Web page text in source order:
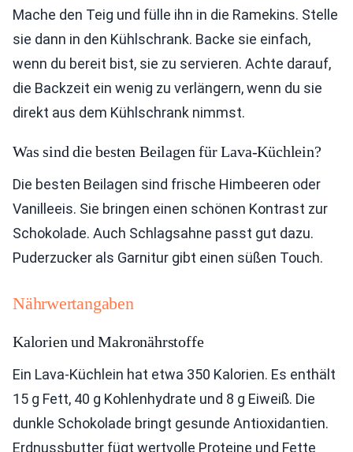
Mache den Teig und fülle ihn in die Ramekins. Stelle
sie dann in den Kühlschrank. Backe sie einfach,
wenn du bereit bist, sie zu servieren. Achte darauf,
die Backzeit ein wenig zu verlängern, wenn du sie
direkt aus dem Kühlschrank nimmst.
Was sind die besten Beilagen für Lava-Küchlein?
Die besten Beilagen sind frische Himbeeren oder
Vanilleeis. Sie bringen einen schönen Kontrast zur
Schokolade. Auch Schlagsahne passt gut dazu.
Puderzucker als Garnitur gibt einen süßen Touch.
Nährwertangaben
Kalorien und Makronährstoffe
Ein Lava-Küchlein hat etwa 350 Kalorien. Es enthält
15 g Fett, 40 g Kohlenhydrate und 8 g Eiweiß. Die
dunkle Schokolade bringt gesunde Antioxidantien.
Erdnussbutter fügt wertvolle Proteine und Fette